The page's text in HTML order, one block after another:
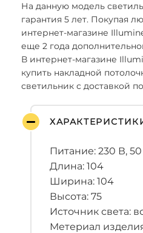
На данную модель
гарантия 5 лет. Покупая
интернет-магазине
еще 2 года
В интернет-магазине
купить накладной
светильник с доставкой
Питание: 230 В, 50
Длина: 104
Ширина: 104
Высота: 75
Источник света:
Метериал